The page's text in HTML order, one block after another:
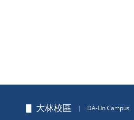
▋ 大林校區 ｜ DA-Lin Campus